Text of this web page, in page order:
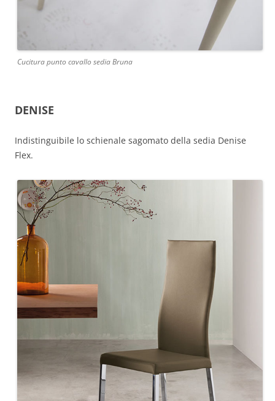
Cucitura punto cavallo sedia Bruna
DENISE
Indistinguibile lo schienale sagomato della sedia Denise
Flex.